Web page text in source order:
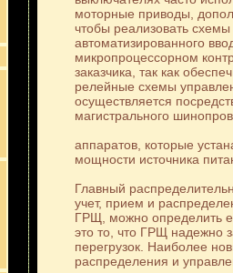
моторные приводы,
чтобы реализовать
автоматизированного
микропроцессорном
заказчика, так как
релейные схемы
осуществляется
магистрального
аппаратов, которые
мощности источника
Главный
учет, прием и
ГРЩ, можно определить
это то, что ГРЩ надежно
перегрузок. Наиболее
распределения и